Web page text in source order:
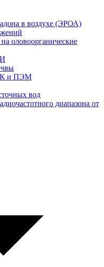
в воздухе (ЭРОА)
оловоорганические
и ПЭМ
вод
диапазона от